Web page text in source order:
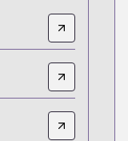
f713-407f-